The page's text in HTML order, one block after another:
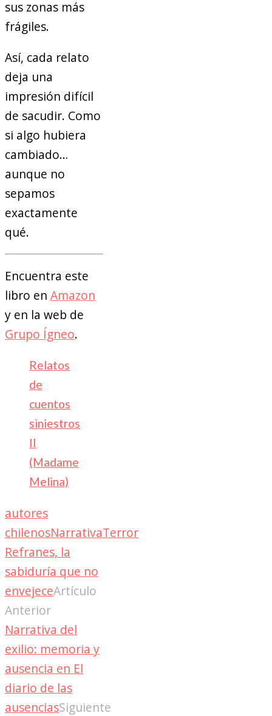
sus zonas más
frágiles.
Así, cada relato
deja una
impresión difícil
de sacudir. Como
si algo hubiera
cambiado…
aunque no
sepamos
exactamente
qué.
Encuentra este
libro en Amazon
y en la web de
Grupo Ígneo.
Relatos
de
cuentos
siniestros
II
(Madame
Melina)
autores
chilenosNarrativaTerror
Refranes, la
sabiduría que no
envejeceArtículo
Anterior
Narrativa del
exilio: memoria y
ausencia en El
diario de las
ausenciasSiguiente